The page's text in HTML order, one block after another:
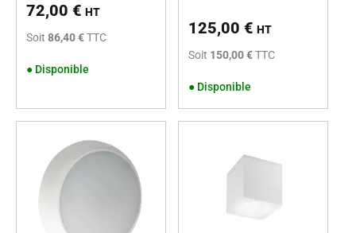
72,00 € HT
Soit 86,40 €TTC
● Disponible
125,00 € HT
Soit 150,00 €TTC
● Disponible